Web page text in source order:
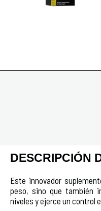
DESCRIPCIÓN
Este innovador
peso, sino que también
niveles y ejerce un control